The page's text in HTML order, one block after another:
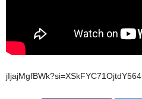
jIjajMgfBWk?si=XSkFYC71OjtdY564